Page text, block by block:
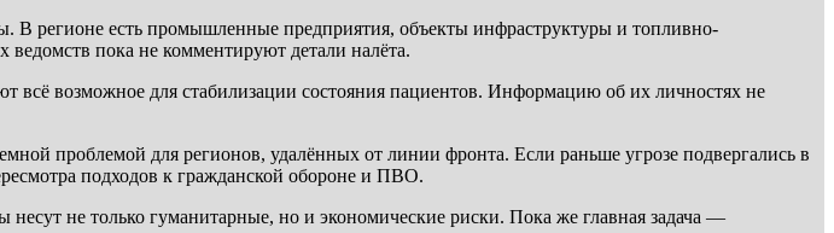
В регионе есть промышленные предприятия, объекты инфраструктуры и топливно-
пока не комментируют детали налёта.
всё возможное для стабилизации состояния пациентов. Информацию об их личностях не
проблемой для регионов, удалённых от линии фронта. Если раньше угрозе подвергались в
подходов к гражданской обороне и ПВО.
не только гуманитарные, но и экономические риски. Пока же главная задача —